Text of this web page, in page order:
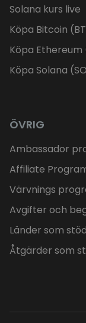
Solana kurs live
Köpa Bitcoin
Köpa Ethereum
Köpa Solana
ÖVRIG
Ambassador
Affiliate
Värvnings
Avgifter och
Länder som
Åtgärder som